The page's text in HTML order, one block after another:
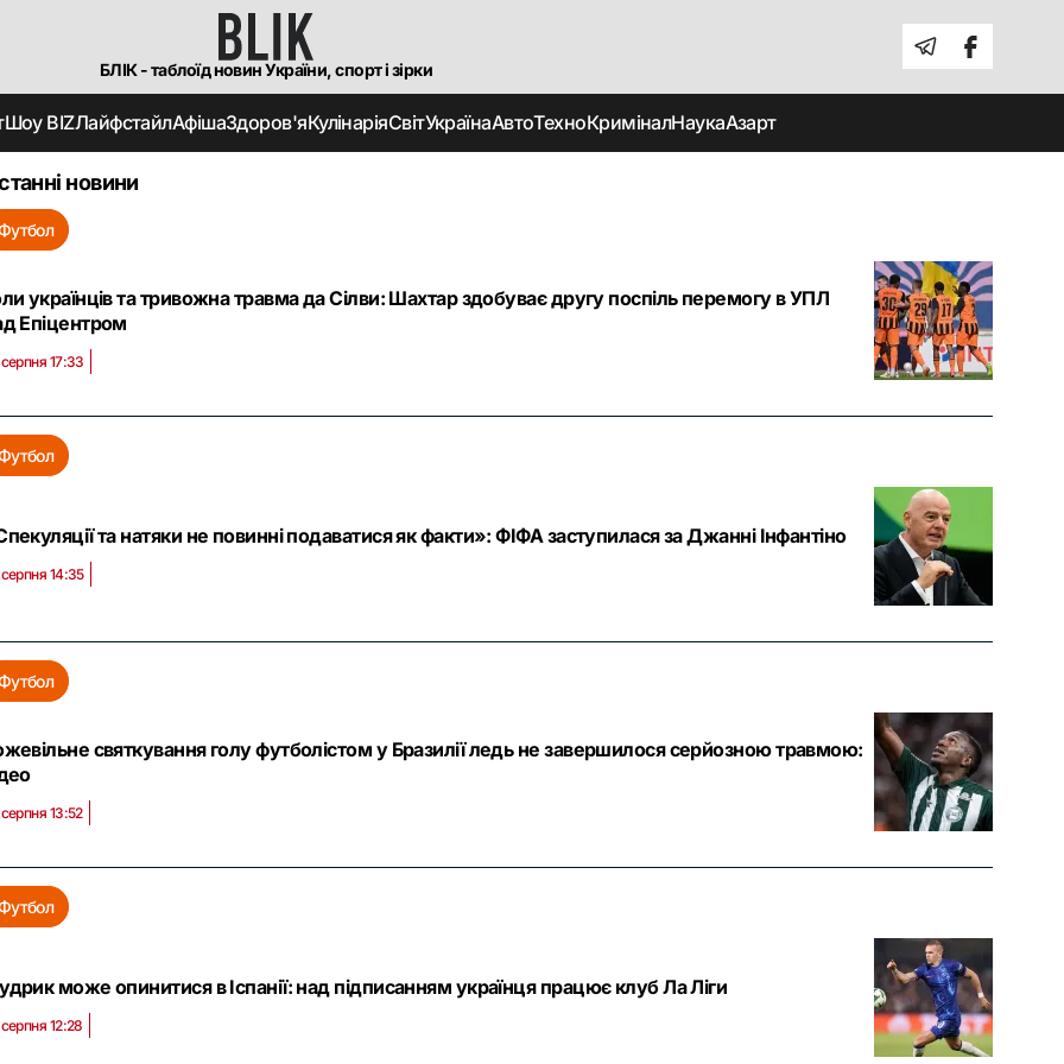
БЛІК - таблоїд новин України, спорт і зірки
Шоу BIZЛайфстайлАфішаЗдоров'яКулінаріяСвітУкраїнаАвтоТехноКриміналНаукаАзарт
новини
українців та тривожна травма да Сілви: Шахтар здобуває другу поспіль перемогу в УПЛ
Епіцентром
17:33
та натяки не повинні подаватися як факти»: ФІФА заступилася за Джанні Інфантіно
14:35
святкування голу футболістом у Бразилії ледь не завершилося серйозною травмою:
13:52
може опинитися в Іспанії: над підписанням українця працює клуб Ла Ліги
12:28